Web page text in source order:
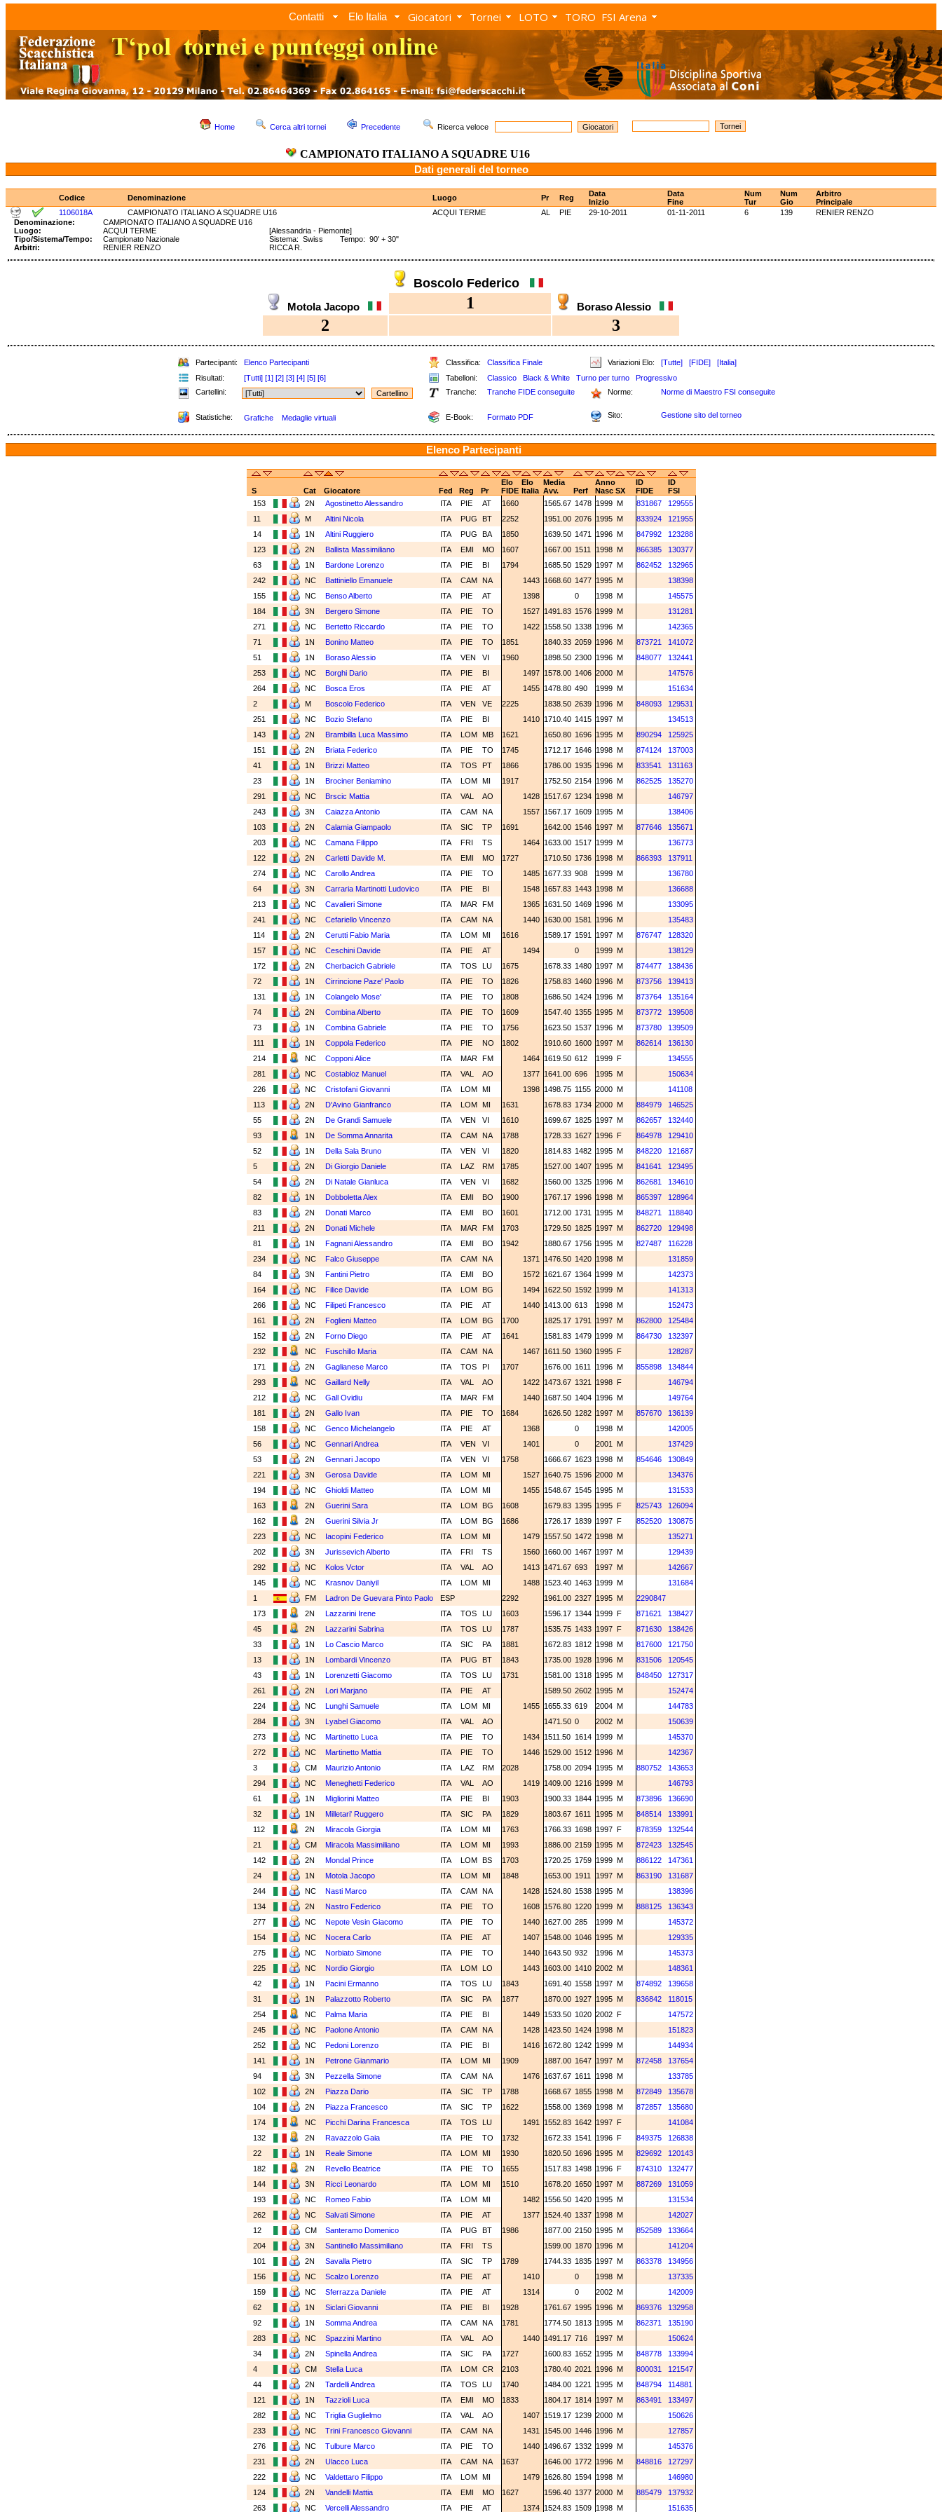
Contatti Elo Italia Giocatori Tornei LOTO TORO FSI Arena
Home Cerca altri tornei Precedente Ricerca veloce
CAMPIONATO ITALIANO A SQUADRE U16
Dati generali del torneo
Codice Denominazione Luogo Pr Reg
Data
Inizio
Data
Fine
Num
Tur
Num
Gio
Arbitro
Principale
1106018A
CAMPIONATO ITALIANO A SQUADRE U16 ACQUI TERME AL PIE 29-10-2011 01-11-2011 6 139
RENIER RENZO
Denominazione:
CAMPIONATO ITALIANO A SQUADRE U16
Luogo:
ACQUI TERME
[Alessandria - Piemonte]
Tipo/Sistema/Tempo:
Campionato Nazionale
Sistema: Swiss Tempo: 90' + 30"
Arbitri:
RENIER RENZO RICCA R.
Boscolo Federico
Motola Jacopo 1 Boraso Alessio
2 3
Partecipanti: Elenco Partecipanti Classifica: Classifica Finale Variazioni Elo: [Tutte] [FIDE]
[Italia]
Risultati:
[Tutti] [1] [2] [3] [4] [5] [6] Tabelloni: Classico Black & White Turno per turno
Progressivo
Cartellini:
Tranche: Tranche FIDE conseguite Norme: Norme di Maestro FSI conseguite
Statistiche: Grafiche Medaglie virtuali E-Book: Formato PDF Sito: Gestione sito del torneo
Elenco Partecipanti
Elo Elo Media Anno ID
ID
S
Cat Giocatore Fed Reg Pr FIDE Italia Avv. Perf Nasc SX FIDE
FSI
153
2N Agostinetto Alessandro ITA PIE AT 1660 1565.67 1478 1999 M 831867
129555
11
M Altini Nicola ITA PUG BT 2252 1951.00 2076 1995 M 833924
121955
14
1N Altini Ruggiero ITA PUG BA 1850 1639.50 1471 1996 M 847992
123288
123
2N Ballista Massimiliano ITA EMI MO 1607 1667.00 1511 1998 M 866385
130377
63
1N Bardone Lorenzo ITA PIE BI 1794 1685.50 1529 1997 M 862452
132965
242
NC Battiniello Emanuele ITA CAM NA 1443 1668.60 1477 1995 M
138398
155
NC Benso Alberto ITA PIE AT 1398 0 1998 M
145575
184
3N Bergero Simone ITA PIE TO 1527 1491.83 1576 1999 M
131281
271
NC Bertetto Riccardo ITA PIE TO 1422 1558.50 1338 1996 M
142365
71
1N Bonino Matteo ITA PIE TO 1851 1840.33 2059 1996 M 873721
141072
51
1N Boraso Alessio ITA VEN VI 1960 1898.50 2300 1996 M 848077
132441
253
NC Borghi Dario ITA PIE BI 1497 1578.00 1406 2000 M
147576
264
NC Bosca Eros ITA PIE AT 1455 1478.80 490 1999 M
151634
2
M Boscolo Federico ITA VEN VE 2225 1838.50 2639 1996 M 848093
129531
251
NC Bozio Stefano ITA PIE BI 1410 1710.40 1415 1997 M
134513
143
2N Brambilla Luca Massimo ITA LOM MB 1621 1650.80 1696 1995 M 890294
125925
151
2N Briata Federico ITA PIE TO 1745 1712.17 1646 1998 M 874124
137003
41
1N Brizzi Matteo ITA TOS PT 1866 1786.00 1935 1996 M 833541
131163
23
1N Brociner Beniamino ITA LOM MI 1917 1752.50 2154 1996 M 862525
135270
291
NC Brscic Mattia ITA VAL AO 1428 1517.67 1234 1998 M
146797
243
3N Caiazza Antonio ITA CAM NA 1557 1567.17 1609 1995 M
138406
103
2N Calamia Giampaolo ITA SIC TP 1691 1642.00 1546 1997 M 877646
135671
203
NC Camana Filippo ITA FRI TS 1464 1633.00 1517 1999 M
136773
122
2N Carletti Davide M. ITA EMI MO 1727 1710.50 1736 1998 M 866393
137911
274
NC Carollo Andrea ITA PIE TO 1485 1677.33 908 1999 M
136780
64
3N Carraria Martinotti Ludovico ITA PIE BI 1548 1657.83 1443 1998 M
136688
213
NC Cavalieri Simone ITA MAR FM 1365 1631.50 1469 1996 M
133095
241
NC Cefariello Vincenzo ITA CAM NA 1440 1630.00 1581 1996 M
135483
114
2N Cerutti Fabio Maria ITA LOM MI 1616 1589.17 1591 1997 M 876747
128320
157
NC Ceschini Davide ITA PIE AT 1494 0 1999 M
138129
172
2N Cherbacich Gabriele ITA TOS LU 1675 1678.33 1480 1997 M 874477
138436
72
1N Cirrincione Paze' Paolo ITA PIE TO 1826 1758.83 1460 1996 M 873756
139413
131
1N Colangelo Mose' ITA PIE TO 1808 1686.50 1424 1996 M 873764
135164
74
2N Combina Alberto ITA PIE TO 1609 1547.40 1355 1995 M 873772
139508
73
1N Combina Gabriele ITA PIE TO 1756 1623.50 1537 1996 M 873780
139509
111
1N Coppola Federico ITA PIE NO 1802 1910.60 1600 1997 M 862614
136130
214
NC Copponi Alice ITA MAR FM 1464 1619.50 612 1999 F
134555
281
NC Costabloz Manuel ITA VAL AO 1377 1641.00 696 1995 M
150634
226
NC Cristofani Giovanni ITA LOM MI 1398 1498.75 1155 2000 M
141108
113
2N D'Avino Gianfranco ITA LOM MI 1631 1678.83 1734 2000 M 884979
146525
55
2N De Grandi Samuele ITA VEN VI 1610 1699.67 1825 1997 M 862657
132440
93
1N De Somma Annarita ITA CAM NA 1788 1728.33 1627 1996 F 864978
129410
52
1N Della Sala Bruno ITA VEN VI 1820 1814.83 1482 1995 M 848220
121687
5
2N Di Giorgio Daniele ITA LAZ RM 1785 1527.00 1407 1995 M 841641
123495
54
2N Di Natale Gianluca ITA VEN VI 1682 1560.00 1325 1996 M 862681
134610
82
1N Dobboletta Alex ITA EMI BO 1900 1767.17 1996 1998 M 865397
128964
83
2N Donati Marco ITA EMI BO 1601 1712.00 1731 1995 M 848271
118840
211
2N Donati Michele ITA MAR FM 1703 1729.50 1825 1997 M 862720
129498
81
1N Fagnani Alessandro ITA EMI BO 1942 1880.67 1756 1995 M 827487
116228
234
NC Falco Giuseppe ITA CAM NA 1371 1476.50 1420 1998 M
131859
84
3N Fantini Pietro ITA EMI BO 1572 1621.67 1364 1999 M
142373
164
NC Filice Davide ITA LOM BG 1494 1622.50 1592 1999 M
141313
266
NC Filipeti Francesco ITA PIE AT 1440 1413.00 613 1998 M
152473
161
2N Foglieni Matteo ITA LOM BG 1700 1825.17 1791 1997 M 862800
125484
152
2N Forno Diego ITA PIE AT 1641 1581.83 1479 1999 M 864730
132397
232
NC Fuschillo Maria ITA CAM NA 1467 1611.50 1360 1995 F
128287
171
2N Gaglianese Marco ITA TOS PI 1707 1676.00 1611 1996 M 855898
134844
293
NC Gaillard Nelly ITA VAL AO 1422 1473.67 1321 1998 F
146794
212
NC Gall Ovidiu ITA MAR FM 1440 1687.50 1404 1996 M
149764
181
2N Gallo Ivan ITA PIE TO 1684 1626.50 1282 1997 M 857670
136139
158
NC Genco Michelangelo ITA PIE AT 1368 0 1998 M
142005
56
NC Gennari Andrea ITA VEN VI 1401 0 2001 M
137429
53
2N Gennari Jacopo ITA VEN VI 1758 1666.67 1623 1998 M 854646
130849
221
3N Gerosa Davide ITA LOM MI 1527 1640.75 1596 2000 M
134376
194
NC Ghioldi Matteo ITA LOM MI 1455 1548.67 1545 1995 M
131533
163
2N Guerini Sara ITA LOM BG 1608 1679.83 1395 1995 F 825743
126094
162
2N Guerini Silvia Jr ITA LOM BG 1686 1726.17 1839 1997 F 852520
130875
223
NC Iacopini Federico ITA LOM MI 1479 1557.50 1472 1998 M
135271
202
3N Jurissevich Alberto ITA FRI TS 1560 1660.00 1467 1997 M
129439
292
NC Kolos Vctor ITA VAL AO 1413 1471.67 693 1997 M
142667
145
NC Krasnov Daniyil ITA LOM MI 1488 1523.40 1463 1999 M
131684
1
FM Ladron De Guevara Pinto Paolo ESP 2292 1961.00 2327 1995 M
2290847
173
2N Lazzarini Irene ITA TOS LU 1603 1596.17 1344 1999 F 871621
138427
45
2N Lazzarini Sabrina ITA TOS LU 1787 1535.75 1433 1997 F 871630
138426
33
1N Lo Cascio Marco ITA SIC PA 1881 1672.83 1812 1998 M 817600
121750
13
1N Lombardi Vincenzo ITA PUG BT 1843 1735.00 1928 1996 M 831506
120545
43
1N Lorenzetti Giacomo ITA TOS LU 1731 1581.00 1318 1995 M 848450
127317
261
2N Lori Marjano ITA PIE AT 1589.50 2602 1995 M
152474
224
NC Lunghi Samuele ITA LOM MI 1455 1655.33 619 2004 M
144783
284
3N Lyabel Giacomo ITA VAL AO 1471.50 0 2002 M
150639
273
NC Martinetto Luca ITA PIE TO 1434 1511.50 1614 1999 M
145370
272
NC Martinetto Mattia ITA PIE TO 1446 1529.00 1512 1996 M
142367
3
CM Maurizio Antonio ITA LAZ RM 2028 1758.00 2094 1995 M 880752
143653
294
NC Meneghetti Federico ITA VAL AO 1419 1409.00 1216 1999 M
146793
61
1N Migliorini Matteo ITA PIE BI 1903 1900.33 1844 1995 M 873896
136690
32
1N Milletari' Ruggero ITA SIC PA 1829 1803.67 1611 1995 M 848514
133991
112
2N Miracola Giorgia ITA LOM MI 1763 1766.33 1698 1997 F 878359
132544
21
CM Miracola Massimiliano ITA LOM MI 1993 1886.00 2159 1995 M 872423
132545
142
2N Mondal Prince ITA LOM BS 1703 1720.25 1759 1999 M 886122
147361
24
1N Motola Jacopo ITA LOM MI 1848 1653.00 1911 1997 M 863190
131687
244
NC Nasti Marco ITA CAM NA 1428 1524.80 1538 1995 M
138396
134
2N Nastro Federico ITA PIE TO 1608 1576.80 1220 1999 M 888125
136343
277
NC Nepote Vesin Giacomo ITA PIE TO 1440 1627.00 285 1999 M
145372
154
NC Nocera Carlo ITA PIE AT 1407 1548.00 1046 1995 M
129335
275
NC Norbiato Simone ITA PIE TO 1440 1643.50 932 1996 M
145373
225
NC Nordio Giorgio ITA LOM LO 1443 1603.00 1410 2002 M
148361
42
1N Pacini Ermanno ITA TOS LU 1843 1691.40 1558 1997 M 874892
139658
31
1N Palazzotto Roberto ITA SIC PA 1877 1870.00 1927 1995 M 836842
118015
254
NC Palma Maria ITA PIE BI 1449 1533.50 1020 2002 F
147572
245
NC Paolone Antonio ITA CAM NA 1428 1423.50 1424 1998 M
151823
252
NC Pedoni Lorenzo ITA PIE BI 1416 1672.80 1242 1999 M
144934
141
1N Petrone Gianmario ITA LOM MI 1909 1887.00 1647 1997 M 872458
137654
94
3N Pezzella Simone ITA CAM NA 1476 1637.67 1611 1998 M
133785
102
2N Piazza Dario ITA SIC TP 1788 1668.67 1855 1998 M 872849
135678
104
2N Piazza Francesco ITA SIC TP 1622 1558.00 1369 1998 M 872857
135680
174
NC Picchi Darina Francesca ITA TOS LU 1491 1552.83 1642 1997 F
141084
132
2N Ravazzolo Gaia ITA PIE TO 1732 1672.33 1541 1996 F 849375
126838
22
1N Reale Simone ITA LOM MI 1930 1820.50 1696 1995 M 829692
120143
182
2N Revello Beatrice ITA PIE TO 1655 1517.83 1498 1996 F 874310
132477
144
3N Ricci Leonardo ITA LOM MI 1510 1678.20 1650 1997 M 887269
131059
193
NC Romeo Fabio ITA LOM MI 1482 1556.50 1420 1995 M
131534
262
NC Salvati Simone ITA PIE AT 1377 1524.40 1337 1998 M
142027
12
CM Santeramo Domenico ITA PUG BT 1986 1877.00 2150 1995 M 852589
133664
204
3N Santinello Massimiliano ITA FRI TS 1599.00 1870 1996 M
141204
101
2N Savalla Pietro ITA SIC TP 1789 1744.33 1835 1997 M 863378
134956
156
NC Scalzo Lorenzo ITA PIE AT 1410 0 1998 M
137335
159
NC Sferrazza Daniele ITA PIE AT 1314 0 2002 M
142009
62
1N Siclari Giovanni ITA PIE BI 1928 1761.67 1995 1996 M 869376
132958
92
1N Somma Andrea ITA CAM NA 1781 1774.50 1813 1995 M 862371
135190
283
NC Spazzini Martino ITA VAL AO 1440 1491.17 716 1997 M
150624
34
2N Spinella Andrea ITA SIC PA 1727 1600.83 1652 1995 M 848778
133994
4
CM Stella Luca ITA LOM CR 2103 1780.40 2021 1996 M 800031
121547
44
2N Tardelli Andrea ITA TOS LU 1740 1484.00 1221 1995 M 848794
114881
121
1N Tazzioli Luca ITA EMI MO 1833 1804.17 1814 1997 M 863491
133497
282
NC Triglia Guglielmo ITA VAL AO 1407 1519.17 1239 2000 M
150626
233
NC Trini Francesco Giovanni ITA CAM NA 1431 1545.00 1446 1996 M
127857
276
NC Tulbure Marco ITA PIE TO 1440 1496.67 1332 1999 M
145376
231
2N Ulacco Luca ITA CAM NA 1637 1646.00 1772 1996 M 848816
127297
222
NC Valdettaro Filippo ITA LOM MI 1479 1626.80 1594 1998 M
146980
124
2N Vandelli Mattia ITA EMI MO 1627 1596.40 1377 2000 M 885479
137932
263
NC Vercelli Alessandro ITA PIE AT 1374 1524.83 1509 1998 M 151635